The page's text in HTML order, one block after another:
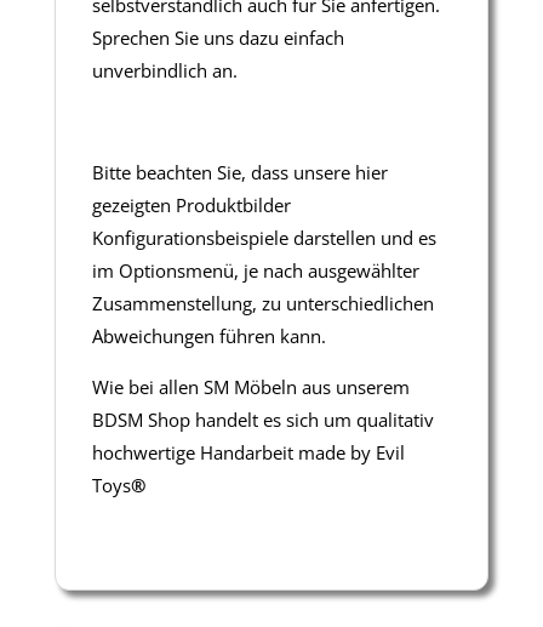
Sprechen Sie uns dazu einfach
unverbindlich an.
Bitte beachten Sie, dass unsere hier
gezeigten Produktbilder
Konfigurationsbeispiele darstellen und es
im Optionsmenü, je nach ausgewählter
Zusammenstellung, zu unterschiedlichen
Abweichungen führen kann.
Wie bei allen SM Möbeln aus unserem
BDSM Shop handelt es sich um qualitativ
hochwertige Handarbeit made by Evil
Toys®